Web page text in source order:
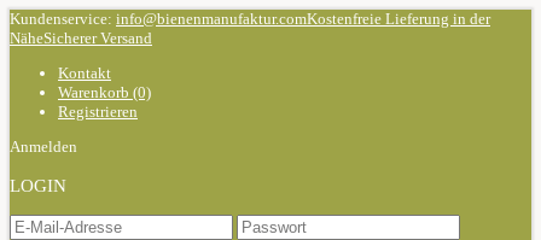
Kundenservice: info@bienenmanufaktur.comKostenfreie Lieferung in der
NäheSicherer Versand
Kontakt
Warenkorb (0)
Registrieren
Anmelden
LOGIN